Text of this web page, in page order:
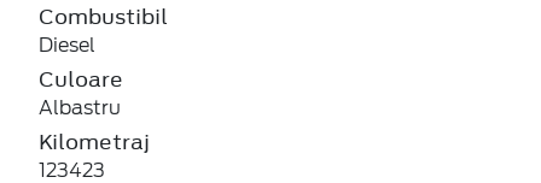
Combustibil
Diesel
Culoare
Albastru
Kilometraj
123423